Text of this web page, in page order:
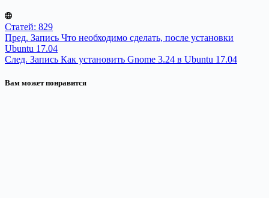
Статей: 829
Пред. Запись Что необходимо сделать, после установки
Ubuntu 17.04
След. Запись Как установить Gnome 3.24 в Ubuntu 17.04
Вам может понравится